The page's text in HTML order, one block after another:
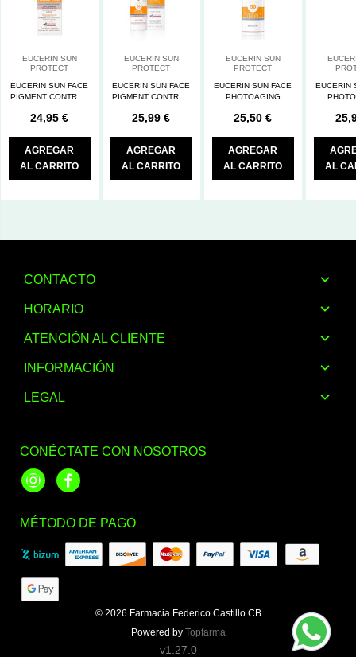
EUCERIN SUN
PROTECT
EUCERIN SUN FACE
PIGMENT CONTROL
LIGHT FPS50+
24,95 €
AGREGAR
AL CARRITO
EUCERIN SUN
PROTECT
EUCERIN SUN FACE
PIGMENT CONTROL
25,99 €
AGREGAR
AL CARRITO
EUCERIN SUN
PROTECT
EUCERIN SUN FACE
PHOTOAGING
FPS50+
25,50 €
AGREGAR
AL CARRITO
EUCERIN
AL
CONTACTO
HORARIO
ATENCIÓN AL CLIENTE
INFORMACIÓN
LEGAL
CONÉCTATE CON NOSOTROS
InstagramFacebook
MÉTODO DE PAGO
© 2026 Farmacia Federico Castillo CB
Powered by Topfarma
v1.27.0